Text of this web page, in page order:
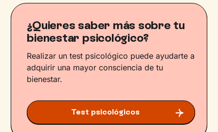
¿Quieres saber más sobre tu
bienestar psicológico?
Realizar un test psicológico puede ayudarte a
adquirir una mayor consciencia de tu
bienestar.
Test psicológicos